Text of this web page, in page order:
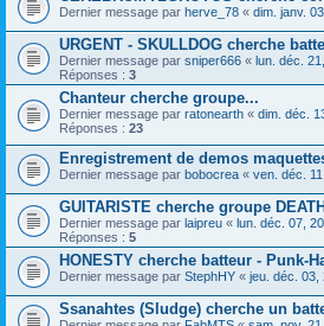
Dernier message par herve_78 « dim. janv.
URGENT - SKULLDOG cherche
Dernier message par sniper666 « lun. déc.
Réponses : 3
Chanteur cherche groupe...
Dernier message par ratonearth « dim. déc.
Réponses : 23
Enregistrement de demos
Dernier message par bobocrea « ven. déc.
GUITARISTE cherche groupe
Dernier message par laipreu « lun. déc. 07,
Réponses : 5
HONESTY cherche batteur - Punk-
Dernier message par StephHY « jeu. déc. 03,
Ssanahtes (Sludge) cherche un